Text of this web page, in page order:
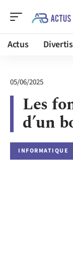
Actus
05/06/2025
Les
d’un
INFORMATIQUE